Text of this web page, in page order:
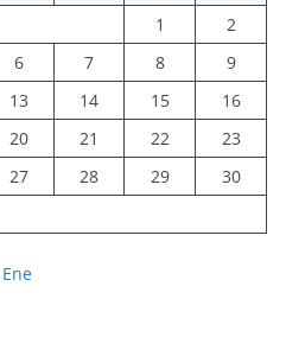
1
2
6 7 8
9
13 14 15
16
20 21 22
23
27 28 29
30